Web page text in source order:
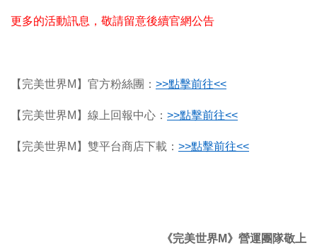
更多的活動訊息，敬請留意後續官網公告
【完美世界M】官方粉絲團： >>點擊前往<<
【完美世界M】線上回報中心： >>點擊前往<<
【完美世界M】雙平台商店下載： >>點擊前往<<
《完美世界M》營運團隊敬上